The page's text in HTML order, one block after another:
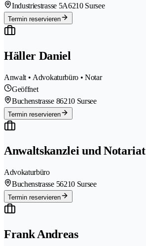
Industriestrasse 5A6210 Sursee
Termin reservieren
Häller Daniel
Anwalt • Advokaturbüro • Notar
Geöffnet
Buchenstrasse 86210 Sursee
Termin reservieren
Anwaltskanzlei und Notariat
Advokaturbüro
Buchenstrasse 56210 Sursee
Termin reservieren
Frank Andreas